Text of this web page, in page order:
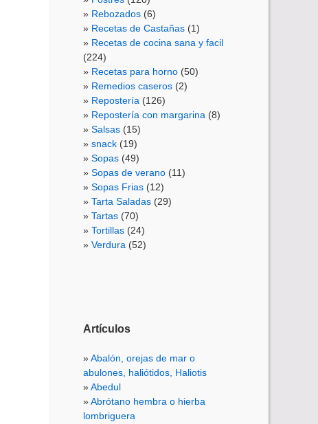
Rebozados (6)
Recetas de Castañas (1)
Recetas de cocina sana y facil
(224)
Recetas para horno (50)
Remedios caseros (2)
Repostería (126)
Repostería con margarina (8)
Salsas (15)
snack (19)
Sopas (49)
Sopas de verano (11)
Sopas Frias (12)
Tarta Saladas (29)
Tartas (70)
Tortillas (24)
Verdura (52)
Artículos
Abalón, orejas de mar o
abulones, haliótidos, Haliotis
Abedul
Abrótano hembra o hierba
lombriguera